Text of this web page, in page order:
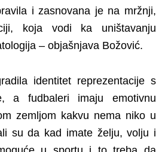
i zasnovana je na mržnji,
koja vodi ka uništavanju
– objašnjava Božović.
identitet reprezentacije s
a fudbaleri imaju emotivnu
zemljom kakvu nema niko u
su da kad imate želju, volju i